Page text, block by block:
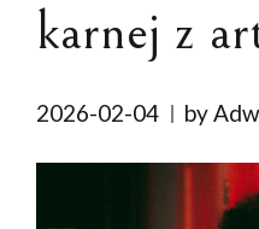
karnej z
2026-02-04 by